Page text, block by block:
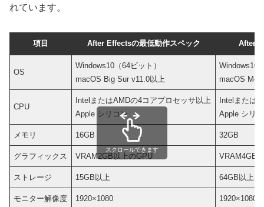
れています。
項目 After Effectsの最低動作スペック After
OS
Windows10（64ビット）
macOS Big Sur v11.0以上
Windows10
macOS
CPU
IntelまたはAMDの4コアプロセッサ以上
Apple シリコン
Intelまたは
Apple シリ
メモリ 16GB 32GB
グラフィックス VRAM2GB以上のGPU VRAM4GB
ストレージ 15GB以上 64GB以上
モニター解像度 1920×1080 1920×1080
スクロールできます